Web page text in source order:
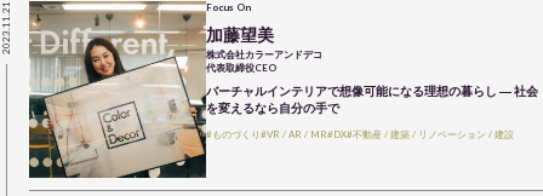
2023.11.21 Focus On
加藤望美
株式会社カラーアンドデコ
代表取締役CEO
バーチャルインテリアで想像可能になる理想の暮らし ― 社会
を変えるなら自分の手で
#ものづくり #VR / AR / MR#DX#不動産 / 建築 / リノベーション / 建設